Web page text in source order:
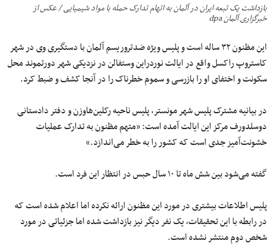
بازداشت یک تبعه ایران در آلمان به اتهام تدارک حمله با مواد شیمیایی / عکس از
خبرگزاری آلمان dpa
این مظنون ۳۲ ساله است و پلیس ویژه ضدتروریسم آلمان با دستگیری وی در شهر
کاستروپ راکسل واقع در ایالت نوردراین وستفالن در نزدیکی شهر دورتموند محل
سکونت و اختفای او را بازرسی و سموم خطرناک را در آنجا کشف و ضبط کرد.
در بیانیه مشترک پلیس شهر مونستر، پلیس ناحیه رکلین‌هاوزن و دفتر دادستانی
دوسلدورف مرکز این ایالت آمده است: «متهم مظنون به تدارک عملیات
خشونت‌آمیز جدی است که کشور را به خطر می‌اندازد.»
گفته می‌شود بین شش ماه تا ۱۰ سال حبس در انتظار این فرد است.
پلیس اطلاعات بیشتری در مورد این مظنون ارائه نکرده اما اعلام شده است که
در رابطه با این تحقیقات، یک نفر دیگر نیز بازداشت شده اما جزئیاتی در مورد
شخص دوم منتشر نشده است.